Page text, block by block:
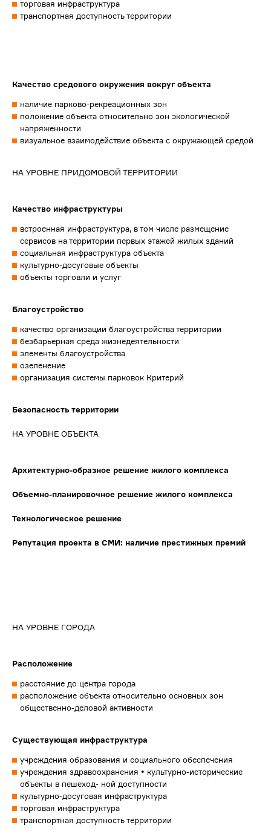
торговая инфраструктура
транспортная доступность территории
Качество средового окружения вокруг объекта
наличие парково-рекреационных зон
положение объекта относительно зон экологической
напряженности
визуальное взаимодействие объекта с окружающей средой
НА УРОВНЕ ПРИДОМОВОЙ ТЕРРИТОРИИ
Качество инфраструктуры
встроенная инфраструктура, в том числе размещение
сервисов на территории первых этажей жилых зданий
социальная инфраструктура объекта
культурно-досуговые объекты
объекты торговли и услуг
Благоустройство
качество организации благоустройства территории
безбарьерная среда жизнедеятельности
элементы благоустройства
озеленение
организация системы парковок Критерий
Безопасность территории
НА УРОВНЕ ОБЪЕКТА
Архитектурно-образное решение жилого комплекса
Объемно-планировочное решение жилого комплекса
Технологическое решение
Репутация проекта в СМИ: наличие престижных премий
НА УРОВНЕ ГОРОДА
Расположение
расстояние до центра города
расположение объекта относительно основных зон
общественно-деловой активности
Существующая инфраструктура
учреждения образования и социального обеспечения
учреждения здравоохранения • культурно-исторические
объекты в пешеход- ной доступности
культурно-досуговая инфраструктура
торговая инфраструктура
транспортная доступность территории